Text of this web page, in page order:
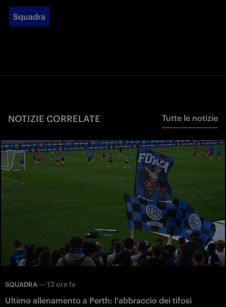
Squadra
NOTIZIE CORRELATE Tutte le notizie
SQUADRA — 13 ore fa
Ultimo allenamento a Perth: l'abbraccio dei tifosi